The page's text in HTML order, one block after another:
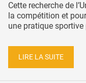
Cette recherche de
la compétition et
une pratique
LIRE LA SUITE